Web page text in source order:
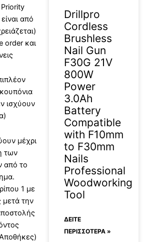
από
order και
ισχύουν
μέχρι
των
από το
1 με
την
Drillpro
Cordless
Brushless
Nail Gun
F30G 21V
800W
Power
3.0Ah
Battery
Compatible
with F10mm
to F30mm
Nails
Professional
Woodworking
Tool
ΔΕΊΤΕ
ΠΕΡΙΣΣΟΤΕΡΑ »